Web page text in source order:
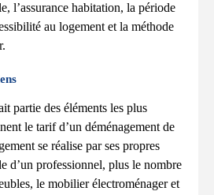
l’assurance habitation, la période
au logement et la méthode
partie des éléments les plus
le tarif d’un déménagement de
se réalise par ses propres
d’un professionnel, plus le nombre
le mobilier électroménager et